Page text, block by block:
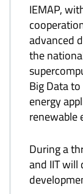
IEMAP,
advanced
the
Big Data
energy
renewable
During a
and IIT will